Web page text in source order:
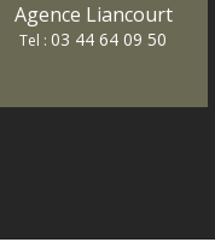
Agence Liancourt
Tel :03 44 64 09 50